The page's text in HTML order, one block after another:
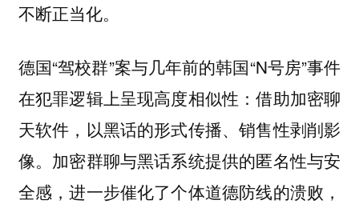
不断正当化。
德国“驾校群”案与几年前的韩国“N号房”事件
在犯罪逻辑上呈现高度相似性：借助加密聊
天软件，以黑话的形式传播、销售性剥削影
像。加密群聊与黑话系统提供的匿名性与安
全感，进一步催化了个体道德防线的溃败，